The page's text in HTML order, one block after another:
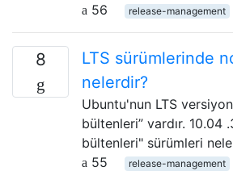
56
release-management
8
LTS sürümlerinde
nelerdir?
Ubuntu'nun LTS
bültenleri” vardır. 10.04
bültenleri" sürümleri
55
release-management